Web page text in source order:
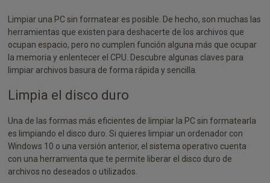
Limpiar una PC sin formatear es posible. De hecho, son muchas las
herramientas que existen para deshacerte de los archivos que
ocupan espacio, pero no cumplen función alguna más que ocupar
la memoria y enlentecer el CPU. Descubre algunas claves para
limpiar archivos basura de forma rápida y sencilla.
Limpia el disco duro
Una de las formas más eficientes de limpiar la PC sin formatearla
es limpiando el disco duro. Si quieres limpiar un ordenador con
Windows 10 o una versión anterior, el sistema operativo cuenta
con una herramienta que te permite liberar el disco duro de
archivos no deseados o utilizados.